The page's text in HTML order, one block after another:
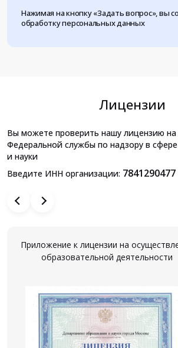
Нажимая на кнопку «Задать вопрос», вы
обработку персональных данных
Лицензии
Вы можете проверить нашу лицензию на
Федеральной службы по надзору в
и науки
Введите ИНН организации: 7841290477
Приложение к лицензии на
образовательной деятельности